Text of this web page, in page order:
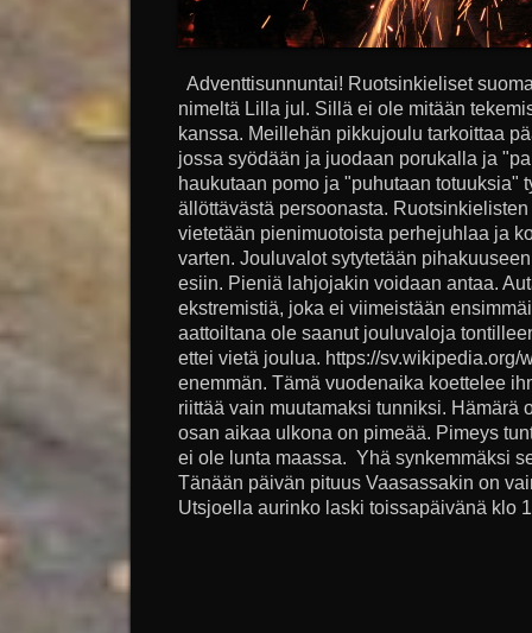
Adventtisunnuntai! Ruotsinkieliset
nimeltä Lilla jul. Sillä ei ole mitään
kanssa. Meillehän pikkujoulu tarkoittaa
jossa syödään ja juodaan porukalla ja
haukutaan pomo ja "puhutaan totuuksia"
ällöttävästä persoonasta.
vietetään pienimuotoista perhejuhlaa ja
varten. Jouluvalot sytytetään
esiin. Pieniä lahjojakin voidaan antaa.
ekstremistiä, joka ei viimeistään
aattoiltana ole saanut jouluvaloja
ettei vietä joulua. https://sv.wikipedia.org/
enemmän. Tämä vuodenaika koettelee
riittää vain muutamaksi tunniksi. Hämärä
osan aikaa ulkona on pimeää. Pimeys
ei ole lunta maassa. Yhä synkemmäksi
Tänään päivän pituus Vaasassakin on
Utsjoella aurinko laski toissapäivänä klo